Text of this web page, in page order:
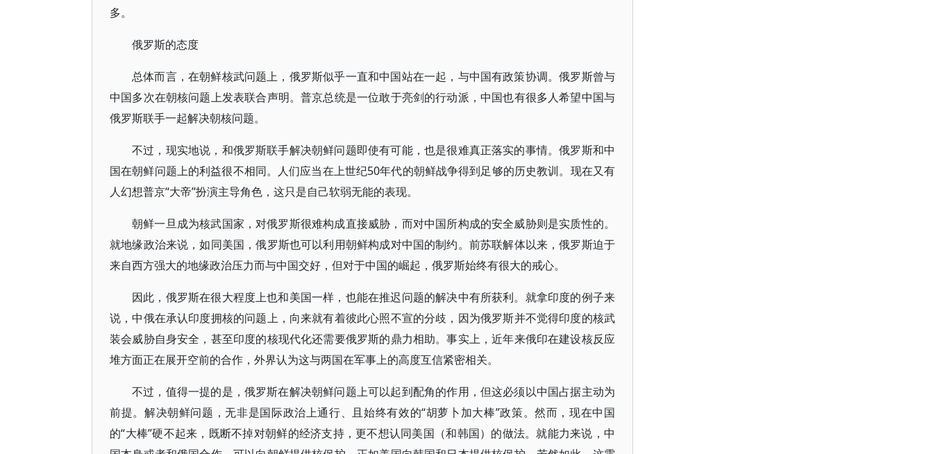
多。
俄罗斯的态度
总体而言，在朝鲜核武问题上，俄罗斯似乎一直和中国站在一起，与中国有政策协调。俄罗斯曾与
中国多次在朝核问题上发表联合声明。普京总统是一位敢于亮剑的行动派，中国也有很多人希望中国与
俄罗斯联手一起解决朝核问题。
不过，现实地说，和俄罗斯联手解决朝鲜问题即使有可能，也是很难真正落实的事情。俄罗斯和中
国在朝鲜问题上的利益很不相同。人们应当在上世纪50年代的朝鲜战争得到足够的历史教训。现在又有
人幻想普京“大帝”扮演主导角色，这只是自己软弱无能的表现。
朝鲜一旦成为核武国家，对俄罗斯很难构成直接威胁，而对中国所构成的安全威胁则是实质性的。
就地缘政治来说，如同美国，俄罗斯也可以利用朝鲜构成对中国的制约。前苏联解体以来，俄罗斯迫于
来自西方强大的地缘政治压力而与中国交好，但对于中国的崛起，俄罗斯始终有很大的戒心。
因此，俄罗斯在很大程度上也和美国一样，也能在推迟问题的解决中有所获利。就拿印度的例子来
说，中俄在承认印度拥核的问题上，向来就有着彼此心照不宣的分歧，因为俄罗斯并不觉得印度的核武
装会威胁自身安全，甚至印度的核现代化还需要俄罗斯的鼎力相助。事实上，近年来俄印在建设核反应
堆方面正在展开空前的合作，外界认为这与两国在军事上的高度互信紧密相关。
不过，值得一提的是，俄罗斯在解决朝鲜问题上可以起到配角的作用，但这必须以中国占据主动为
前提。解决朝鲜问题，无非是国际政治上通行、且始终有效的“胡萝卜加大棒”政策。然而，现在中国
的“大棒”硬不起来，既断不掉对朝鲜的经济支持，更不想认同美国（和韩国）的做法。就能力来说，中